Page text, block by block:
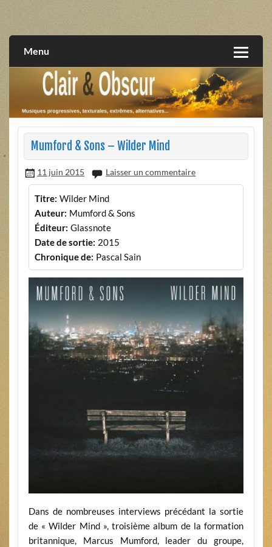
extrêmes, alternatives, texturales
Menu
Mumford & Sons – Wilder Mind
11 juin 2015 Laisser un commentaire
Titre: Wilder Mind
Auteur: Mumford & Sons
Éditeur: Glassnote
Date de sortie: 2015
Chronique de: Pascal Sain
Dans de nombreuses interviews précédant la sortie
de « Wilder Mind », troisième album de la formation
britannique, Marcus Mumford, leader du groupe,